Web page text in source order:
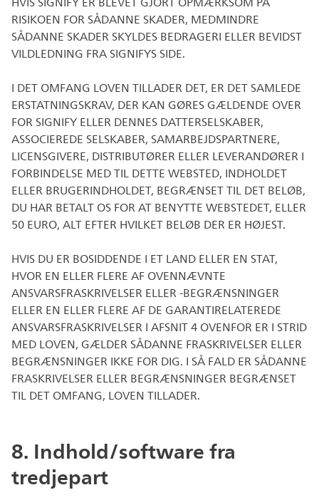
RISIKOEN FOR SÅDANNE SKADER, MEDMINDRE
SÅDANNE SKADER SKYLDES BEDRAGERI ELLER BEVIDST
VILDLEDNING FRA SIGNIFYS SIDE.
I DET OMFANG LOVEN TILLADER DET, ER DET SAMLEDE
ERSTATNINGSKRAV, DER KAN GØRES GÆLDENDE OVER
FOR SIGNIFY ELLER DENNES DATTERSELSKABER,
ASSOCIEREDE SELSKABER, SAMARBEJDSPARTNERE,
LICENSGIVERE, DISTRIBUTØRER ELLER LEVERANDØRER I
FORBINDELSE MED TIL DETTE WEBSTED, INDHOLDET
ELLER BRUGERINDHOLDET, BEGRÆNSET TIL DET BELØB,
DU HAR BETALT OS FOR AT BENYTTE WEBSTEDET, ELLER
50 EURO, ALT EFTER HVILKET BELØB DER ER HØJEST.
HVIS DU ER BOSIDDENDE I ET LAND ELLER EN STAT,
HVOR EN ELLER FLERE AF OVENNÆVNTE
ANSVARSFRASKRIVELSER ELLER -BEGRÆNSNINGER
ELLER EN ELLER FLERE AF DE GARANTIRELATEREDE
ANSVARSFRASKRIVELSER I AFSNIT 4 OVENFOR ER I STRID
MED LOVEN, GÆLDER SÅDANNE FRASKRIVELSER ELLER
BEGRÆNSNINGER IKKE FOR DIG. I SÅ FALD ER SÅDANNE
FRASKRIVELSER ELLER BEGRÆNSNINGER BEGRÆNSET
TIL DET OMFANG, LOVEN TILLADER.
8. Indhold/software fra
tredjepart